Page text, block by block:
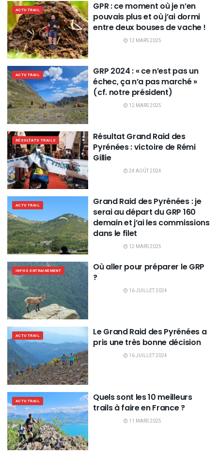
ACTU TRAIL
GPR : ce moment où je n’en
pouvais plus et où j’ai dormi
entre deux bouses de vache !
12 MARS 2025
ACTU TRAIL
GRP 2024 : « ce n’est pas un
échec, ça n’a pas marché »
(cf. notre président)
12 MARS 2025
RÉSULTATS TRAILS
Résultat Grand Raid des
Pyrénées : victoire de Rémi
Gillie
24 AOÛT 2024
ACTU TRAIL
Grand Raid des Pyrénées : je
serai au départ du GRP 160
demain et j’ai les commissions
dans le filet
12 MARS 2025
INFOS ENTRAINEMENT
Où aller pour préparer le GRP
?
16 JUILLET 2024
ACTU TRAIL
Le Grand Raid des Pyrénées a
pris une très bonne décision
16 JUILLET 2024
ACTU TRAIL
Quels sont les 10 meilleurs
trails à faire en France ?
11 MARS 2025